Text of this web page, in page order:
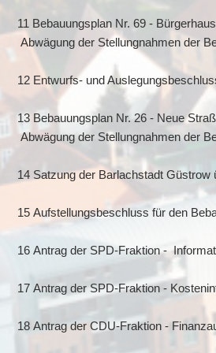
11 Bebauungsplan Nr. 69 - Bürgerhaus
Abwägung der Stellungnahmen der
12 Entwurfs- und
13 Bebauungsplan Nr. 26 - Neue
Abwägung der Stellungnahmen der
14 Satzung der Barlachstadt Güstrow
15 Aufstellungsbeschluss für den
16 Antrag der SPD-Fraktion -
17 Antrag der SPD-Fraktion -
18 Antrag der CDU-Fraktion -